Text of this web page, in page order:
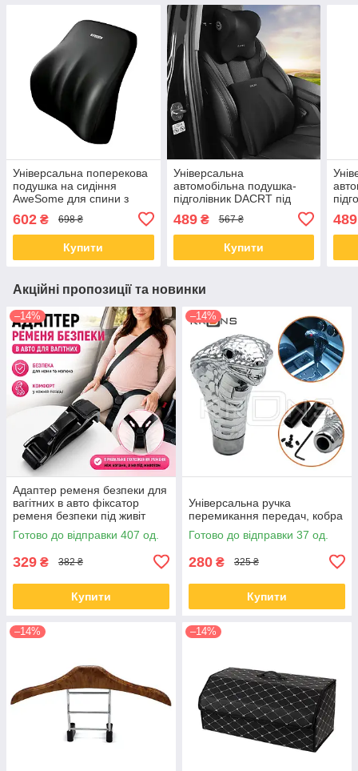
Універсальна поперекова
подушка на сидіння
AweSome для спини з
ортопедична Black
602 ₴ 698 ₴
Купити
Універсальна
автомобільна подушка-
підголівник DACRT під
ортопедична Black
489₴ 567 ₴
Купити
489
Акційні пропозиції та новинки
–14%
Адаптер ременя безпеки для
вагітних в авто фіксатор
ременя безпеки під живіт
Готово до відправки 407 од.
329 ₴ 382 ₴
Купити
–14%
Універсальна ручка
перемикання передач, кобра
Готово до відправки 37 од.
280 ₴ 325 ₴
Купити
–14% –14%